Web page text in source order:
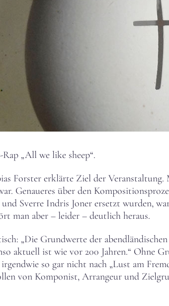
„All we like sheep“.
Forster erklärte Ziel der
Genaueres über den
Sverre Indris Joner ersetzt wurden,
man aber – leider – deutlich heraus.
„Die Grundwerte der
aktuell ist wie vor 200 Jahren.“ Ohne
so gar nicht nach „Lust am
von Komponist, Arrangeur und